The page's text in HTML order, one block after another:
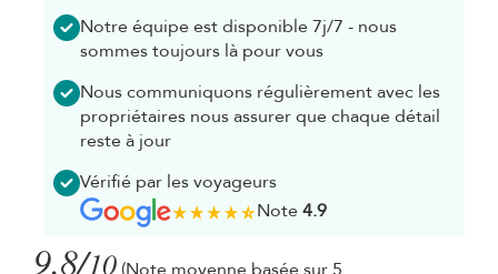
Notre équipe est disponible 7j/7 - nous
sommes toujours là pour vous
Nous communiquons régulièrement avec les
propriétaires nous assurer que chaque détail
reste à jour
Vérifié par les voyageurs
Note4.9
9.8/10